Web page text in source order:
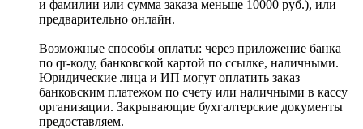
и фамилии или сумма заказа меньше 10000 руб.), или
предварительно онлайн.
Возможные способы оплаты: через приложение банка
по qr-коду, банковской картой по ссылке, наличными.
Юридические лица и ИП могут оплатить заказ
банковским платежом по счету или наличными в кассу
организации. Закрывающие бухгалтерские документы
предоставляем.